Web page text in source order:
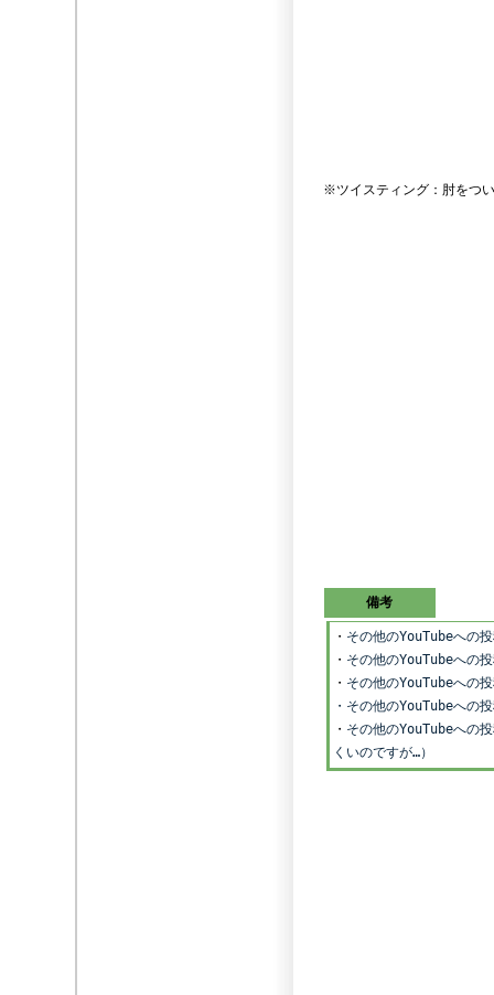
※ツイスティング：肘をつい
備考
・ その他のYouTubeへの
・ その他のYouTubeへの
・ その他のYouTubeへの
・その他のYouTubeへの
・ その他のYouTubeへの
くいのですが…）